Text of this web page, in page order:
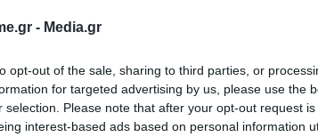
- Media.gr
opt-out of the sale, sharing to third parties, or
for targeted advertising by us, please use the
selection. Please note that after your opt-out request
interest-based ads based on personal information